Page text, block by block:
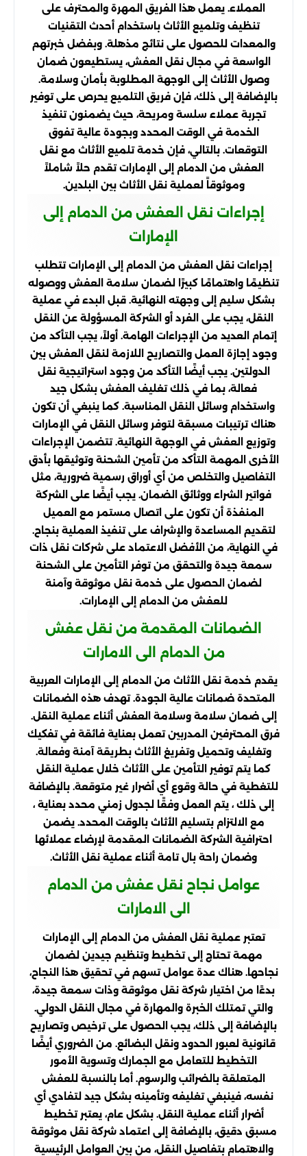
العملاء. يعمل هذا الفريق المهرة والمحترف على
تنظيف وتلميع الأثاث باستخدام أحدث التقنيات
والمعدات للحصول على نتائج مذهلة. وبفضل خبرتهم
الواسعة في مجال نقل العفش، يستطيعون ضمان
وصول الأثاث إلى الوجهة المطلوبة بأمان وسلامة.
بالإضافة إلى ذلك، فإن فريق التلميع يحرص على توفير
تجربة عملاء سلسة ومريحة، حيث يضمنون تنفيذ
الخدمة في الوقت المحدد وبجودة عالية تفوق
التوقعات. بالتالي، فإن خدمة تلميع الأثاث مع نقل
العفش من الدمام إلى الإمارات تقدم حلاً شاملاً
وموثوقاً لعملية نقل الأثاث بين البلدين.
إجراءات نقل العفش من الدمام إلى
الإمارات
إجراءات نقل العفش من الدمام إلى الإمارات تتطلب
تنظيمًا واهتمامًا كبيرًا لضمان سلامة العفش ووصوله
بشكل سليم إلى وجهته النهائية. قبل البدء في عملية
النقل، يجب على الفرد أو الشركة المسؤولة عن النقل
إتمام العديد من الإجراءات الهامة. أولاً، يجب التأكد من
وجود إجازة العمل والتصاريح اللازمة لنقل العفش بين
الدولتين. يجب أيضًا التأكد من وجود استراتيجية نقل
فعالة، بما في ذلك تغليف العفش بشكل جيد
واستخدام وسائل النقل المناسبة. كما ينبغي أن تكون
هناك ترتيبات مسبقة لتوفر وسائل النقل في الإمارات
وتوزيع العفش في الوجهة النهائية. تتضمن الإجراءات
الأخرى المهمة التأكد من تأمين الشحنة وتوثيقها بأدق
التفاصيل والتخلص من أي أوراق رسمية ضرورية، مثل
فواتير الشراء ووثائق الضمان. يجب أيضًا على الشركة
المنفذة أن تكون على اتصال مستمر مع العميل
لتقديم المساعدة والإشراف على تنفيذ العملية بنجاح.
في النهاية، من الأفضل الاعتماد على شركات نقل ذات
سمعة جيدة والتحقق من توفر التأمين على الشحنة
لضمان الحصول على خدمة نقل موثوقة وآمنة
للعفش من الدمام إلى الإمارات.
الضمانات المقدمة من نقل عفش
من الدمام الى الامارات
يقدم خدمة نقل الأثاث من الدمام إلى الإمارات العربية
المتحدة ضمانات عالية الجودة. تهدف هذه الضمانات
إلى ضمان سلامة وسلامة العفش أثناء عملية النقل.
فرق المحترفين المدربين تعمل بعناية فائقة في تفكيك
وتغليف وتحميل وتفريغ الأثاث بطريقة آمنة وفعالة.
كما يتم توفير التأمين على الأثاث خلال عملية النقل
للتغطية في حالة وقوع أي أضرار غير متوقعة. بالإضافة
إلى ذلك ، يتم العمل وفقًا لجدول زمني محدد بعناية ،
مع الالتزام بتسليم الأثاث بالوقت المحدد. يضمن
احترافية الشركة الضمانات المقدمة لإرضاء عملائها
وضمان راحة بال تامة أثناء عملية نقل الأثاث.
عوامل نجاح نقل عفش من الدمام
الى الامارات
تعتبر عملية نقل العفش من الدمام إلى الإمارات
مهمة تحتاج إلى تخطيط وتنظيم جيدين لضمان
نجاحها. هناك عدة عوامل تسهم في تحقيق هذا النجاح،
بدءًا من اختيار شركة نقل موثوقة وذات سمعة جيدة،
والتي تمتلك الخبرة والمهارة في مجال النقل الدولي.
بالإضافة إلى ذلك، يجب الحصول على ترخيص وتصاريح
قانونية لعبور الحدود ونقل البضائع. من الضروري أيضًا
التخطيط للتعامل مع الجمارك وتسوية الأمور
المتعلقة بالضرائب والرسوم. أما بالنسبة للعفش
نفسه، فينبغي تغليفه وتأمينه بشكل جيد لتفادي أي
أضرار أثناء عملية النقل. بشكل عام، يعتبر تخطيط
مسبق دقيق، بالإضافة إلى اعتماد شركة نقل موثوقة
والاهتمام بتفاصيل النقل، من بين العوامل الرئيسية